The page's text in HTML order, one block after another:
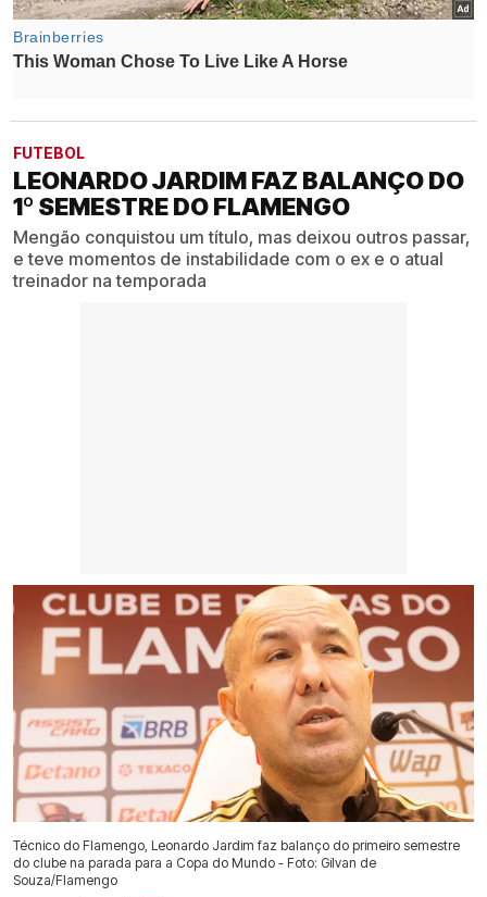
FUTEBOL
LEONARDO JARDIM FAZ BALANÇO DO
1º SEMESTRE DO FLAMENGO
Mengão conquistou um título, mas deixou outros passar,
e teve momentos de instabilidade com o ex e o atual
treinador na temporada
Técnico do Flamengo, Leonardo Jardim faz balanço do primeiro semestre
do clube na parada para a Copa do Mundo - Foto: Gilvan de
Souza/Flamengo